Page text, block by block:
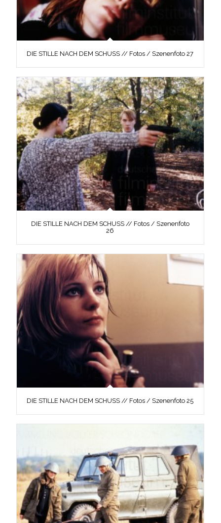
DIE STILLE NACH DEM SCHUSS // Fotos / Szenenfoto 27
DIE STILLE NACH DEM SCHUSS // Fotos / Szenenfoto
26
DIE STILLE NACH DEM SCHUSS // Fotos / Szenenfoto 25